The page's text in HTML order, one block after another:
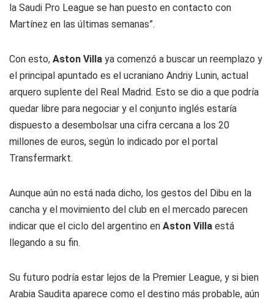
la Saudi Pro League se han puesto en contacto con
Martínez en las últimas semanas”.
Con esto, Aston Villa ya comenzó a buscar un reemplazo y
el principal apuntado es el ucraniano Andriy Lunin, actual
arquero suplente del Real Madrid. Esto se dio a que podría
quedar libre para negociar y el conjunto inglés estaría
dispuesto a desembolsar una cifra cercana a los 20
millones de euros, según lo indicado por el portal
Transfermarkt.
Aunque aún no está nada dicho, los gestos del Dibu en la
cancha y el movimiento del club en el mercado parecen
indicar que el ciclo del argentino en Aston Villa está
llegando a su fin.
Su futuro podría estar lejos de la Premier League, y si bien
Arabia Saudita aparece como el destino más probable, aún